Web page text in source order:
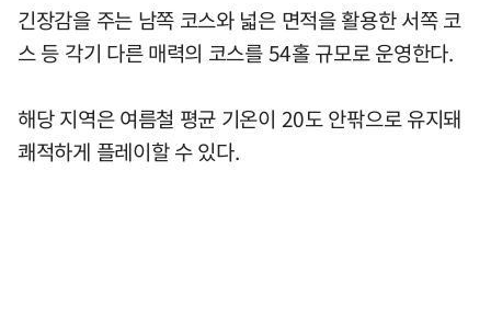
긴장감을 주는 남쪽 코스와 넓은 면적을 활용한 서쪽 코
스 등 각기 다른 매력의 코스를 54홀 규모로 운영한다.
해당 지역은 여름철 평균 기온이 20도 안팎으로 유지돼
쾌적하게 플레이할 수 있다.